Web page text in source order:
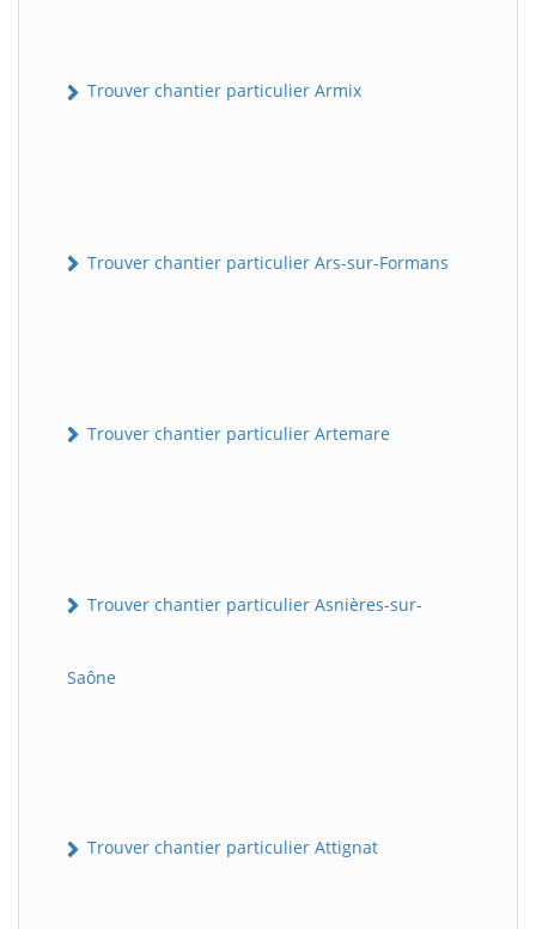
Trouver chantier particulier Armix
Trouver chantier particulier Ars-sur-Formans
Trouver chantier particulier Artemare
Trouver chantier particulier Asnières-sur-
Saône
Trouver chantier particulier Attignat